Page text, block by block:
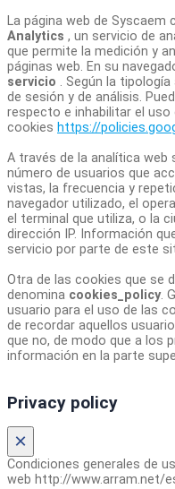
La página web de
Analytics , un servicio de
que permite la medición y
páginas web. En su
servicio . Según la
de sesión y de análisis.
respecto e inhabilitar el uso
cookies https://
A través de la analítica web
número de usuarios que
vistas, la frecuencia y
navegador utilizado, el
el terminal que utiliza, o la
dirección IP. Información
servicio por parte de este
Otra de las cookies que se
denomina cookies_policy.
usuario para el uso de las
de recordar aquellos
que no, de modo que a los
información en la parte
Privacy policy
×
Condiciones generales de
web http://www.arram.net/